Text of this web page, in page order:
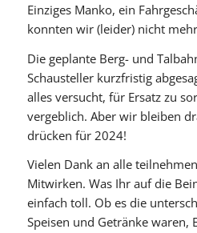
Einziges Manko, ein
konnten wir (leider) nicht
Die geplante Berg- und
Schausteller kurzfristig
alles versucht, für Ersatz zu
vergeblich. Aber wir bleiben
drücken für 2024!
Vielen Dank an alle
Mitwirken. Was Ihr auf die
einfach toll. Ob es die
Speisen und Getränke waren,